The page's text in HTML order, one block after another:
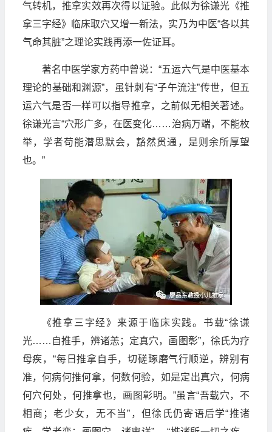
气转机，推拿实效再次得以证验。此似为徐谦光《推
拿三字经》临床取穴又增一新法，实乃为中医“各以其
气命其脏”之理论实践再添一佐证耳。
著名中医学家方药中曾说：“五运六气是中医基本
理论的基础和渊源”，虽针刺有“子午流注”传世，但五
运六气是否一样可以指导推拿，之前似无相关著述。
徐谦光言“穴形广多，在医变化……治病万端，不能枚
举，学者苟能潜思默会，豁然贯通，是则余所厚望
也。”
《推拿三字经》来源于临床实践。书载“徐谦
光……自推手，辨诸恙；定真穴，画图彰”，徐氏为疗
母疾，“每日推拿自手，切磋琢磨气行顺逆，辨别有
准，何病何推何拿，何数何验，如是定出真穴，何病
何穴何处，何推拿也，画图彰明。”虽言“吾载穴，不
相商；老少女，无不当”，但徐氏仍寄语后学“推诸